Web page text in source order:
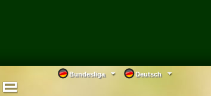
Deutsch
Bundesliga